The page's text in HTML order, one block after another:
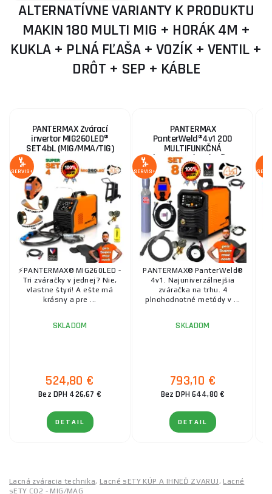
ALTERNATÍVNE VARIANTY K PRODUKTU
MAKIN 180 MULTI MIG + HORÁK 4M +
KUKLA + PLNÁ FĽAŠA + VOZÍK + VENTIL +
DRÔT + SEP + KÁBLE
PANTERMAX Zvárací
invertor MIG260LED®
SET4bL (MIG/MMA/TIG)
SERVIS+
⚡️PANTERMAX® MIG260LED -
Tri zváračky v jednej? Nie,
vlastne štyri! A ešte má
krásny a pre ...
SKLADOM
524,80 €
Bez DPH 426,67 €
DETAIL
PANTERMAX
PanterWeld®4v1 200
MULTIFUNKČNÁ
invertorová zváračka
MIG/TIG/MMA/PLAZMA +
Kukla + Red. Ventil + plná
Co2...
SERVIS+
PANTERMAX® PanterWeld®
4v1. Najuniverzálnejšia
zváračka na trhu. 4
plnohodnotné metódy v ...
SKLADOM
793,10 €
Bez DPH 644,80 €
DETAIL
Lacná zváracia technika, Lacné sETY KÚP A IHNEĎ ZVARUJ, Lacné
sETY CO2 - MIG/MAG